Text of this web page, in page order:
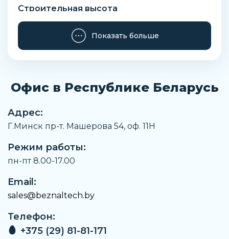
Строительная высота
Вид арматуры
Регулирующая
267 мм
Вес
Материал штока
Нержавеющая сталь
Материал пружины
Нержавеющая сталь
Показать больше
Офис в Республике Беларусь
Адрес:
Г.Минск пр-т. Машерова 54, оф. 11H
Режим работы:
пн-пт 8.00-17.00
Email:
sales@beznaltech.by
Телефон:
+375 (29) 81-81-171